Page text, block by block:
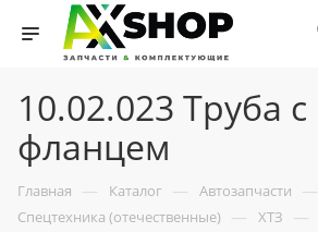
10.02.023 Труба с
фланцем
Главная — Каталог — Автозапчасти —
Спецтехника (отечественные) — ХТЗ —